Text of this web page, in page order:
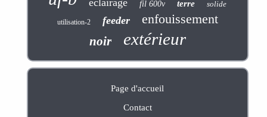
éclairage fil 600v terre solide
utilisation-2 feeder enfouissement
noir extérieur
Page d'accueil
Contact